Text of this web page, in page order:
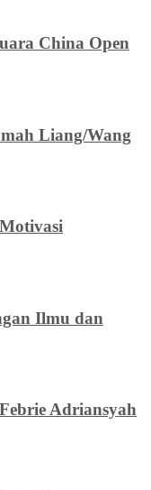
China Open
Liang/Wang
Ilmu dan
Adriansyah